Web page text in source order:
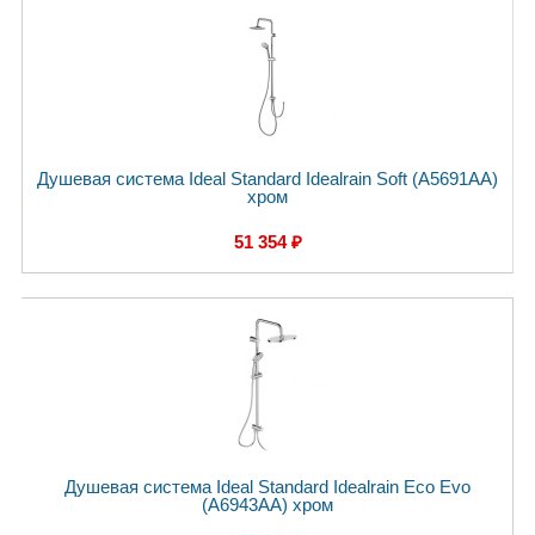
Душевая система Ideal Standard Idealrain Soft (A5691AA)
хром
51 354 ₽
Душевая система Ideal Standard Idealrain Eco Evo
(A6943AA) хром